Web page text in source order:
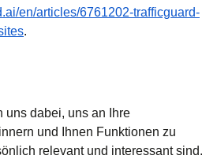
en/articles/6761202-trafficguard-
(.
uns dabei, uns an Ihre
und Ihnen Funktionen zu
relevant und interessant sind.